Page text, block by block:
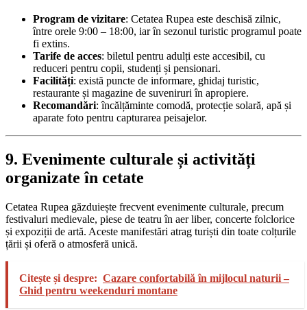
Program de vizitare: Cetatea Rupea este deschisă zilnic,
între orele 9:00 – 18:00, iar în sezonul turistic programul poate
fi extins.
Tarife de acces: biletul pentru adulți este accesibil, cu
reduceri pentru copii, studenți și pensionari.
Facilități: există puncte de informare, ghidaj turistic,
restaurante și magazine de suveniruri în apropiere.
Recomandări: încălțăminte comodă, protecție solară, apă și
aparate foto pentru capturarea peisajelor.
9. Evenimente culturale și activități
organizate în cetate
Cetatea Rupea găzduiește frecvent evenimente culturale, precum
festivaluri medievale, piese de teatru în aer liber, concerte folclorice
și expoziții de artă. Aceste manifestări atrag turiști din toate colțurile
țării și oferă o atmosferă unică.
Citește și despre: Cazare confortabilă în mijlocul naturii –
Ghid pentru weekenduri montane